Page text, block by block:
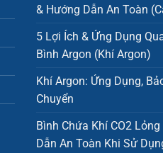
& Hướng Dẫn An Toàn
5 Lợi Ích & Ứng Dụng
Bình Argon (Khí Argon)
Khí Argon: Ứng Dụng,
Chuyển
Bình Chứa Khí CO2
Dẫn An Toàn Khi Sử